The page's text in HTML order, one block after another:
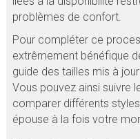
problèmes de confort.
Pour compléter ce
extrêmement bénéfique
guide des tailles mis à
Vous pouvez ainsi suivre
comparer différents
épouse à la fois votre